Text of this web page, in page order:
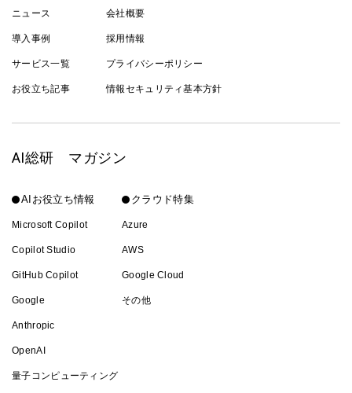
ニュース
導入事例
サービス一覧
お役立ち記事
会社概要
採用情報
プライバシーポリシー
情報セキュリティ基本方針
AI総研 マガジン
AIお役立ち情報
Microsoft Copilot
Copilot Studio
GitHub Copilot
Google
Anthropic
OpenAI
量子コンピューティング
クラウド特集
Azure
AWS
Google Cloud
その他